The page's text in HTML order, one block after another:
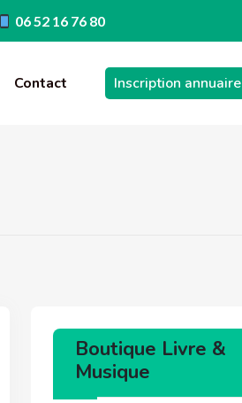
06 52 16 76 80
Contact Inscription annuaire
Boutique Livre &
Musique